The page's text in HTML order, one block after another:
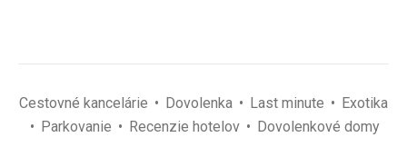
Cestovné kancelárie Dovolenka Last minute
Exotika
Parkovanie
Recenzie hotelov Dovolenkové domy